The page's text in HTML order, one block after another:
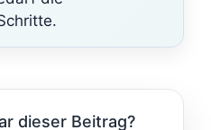
dieser Beitrag?